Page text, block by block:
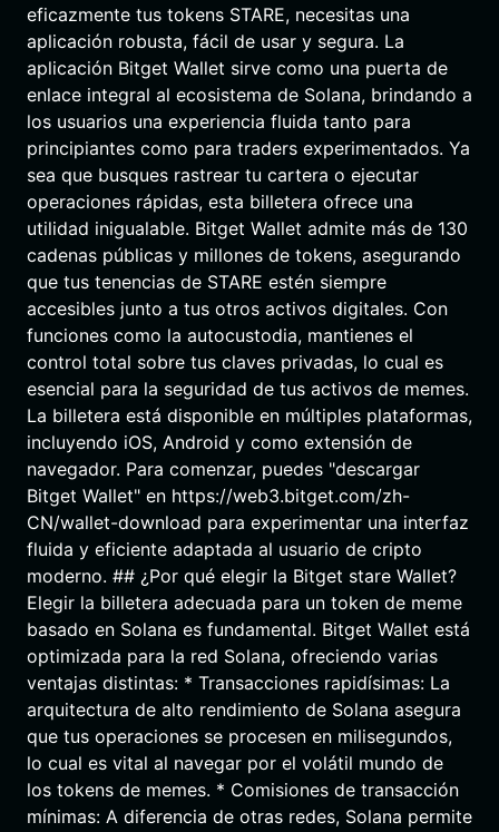
eficazmente tus tokens STARE, necesitas una
aplicación robusta, fácil de usar y segura. La
aplicación Bitget Wallet sirve como una puerta de
enlace integral al ecosistema de Solana, brindando a
los usuarios una experiencia fluida tanto para
principiantes como para traders experimentados. Ya
sea que busques rastrear tu cartera o ejecutar
operaciones rápidas, esta billetera ofrece una
utilidad inigualable. Bitget Wallet admite más de 130
cadenas públicas y millones de tokens, asegurando
que tus tenencias de STARE estén siempre
accesibles junto a tus otros activos digitales. Con
funciones como la autocustodia, mantienes el
control total sobre tus claves privadas, lo cual es
esencial para la seguridad de tus activos de memes.
La billetera está disponible en múltiples plataformas,
incluyendo iOS, Android y como extensión de
navegador. Para comenzar, puedes "descargar
Bitget Wallet" en https://web3.bitget.com/zh-
CN/wallet-download para experimentar una interfaz
fluida y eficiente adaptada al usuario de cripto
moderno. ## ¿Por qué elegir la Bitget stare Wallet?
Elegir la billetera adecuada para un token de meme
basado en Solana es fundamental. Bitget Wallet está
optimizada para la red Solana, ofreciendo varias
ventajas distintas: * Transacciones rapidísimas: La
arquitectura de alto rendimiento de Solana asegura
que tus operaciones se procesen en milisegundos,
lo cual es vital al navegar por el volátil mundo de
los tokens de memes. * Comisiones de transacción
mínimas: A diferencia de otras redes, Solana permite